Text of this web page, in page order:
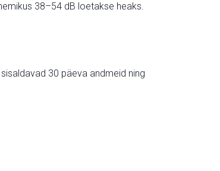
38–54 dB loetakse heaks.
30 päeva andmeid ning